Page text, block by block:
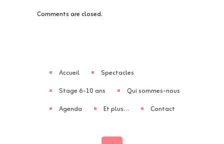
Comments are closed.
Accueil
Spectacles
Stage 6-10 ans
Qui sommes-nous
Agenda
Et plus… Contact